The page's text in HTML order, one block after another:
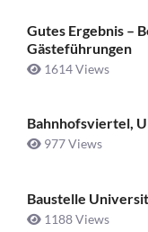
Gutes Ergebnis –
Gästeführungen
1614 Views
Bahnhofsviertel,
977 Views
Baustelle
1188 Views